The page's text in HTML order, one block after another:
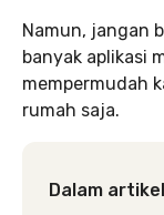
Namun, jangan
banyak aplikasi
mempermudah
rumah saja.
Dalam